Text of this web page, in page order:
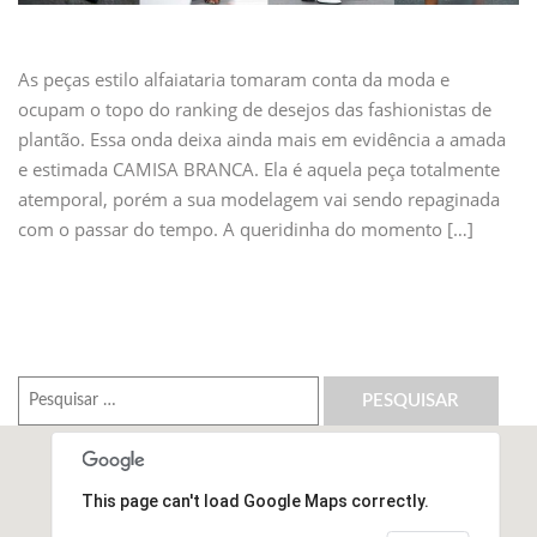
As peças estilo alfaiataria tomaram conta da moda e
ocupam o topo do ranking de desejos das fashionistas de
plantão. Essa onda deixa ainda mais em evidência a amada
e estimada CAMISA BRANCA. Ela é aquela peça totalmente
atemporal, porém a sua modelagem vai sendo repaginada
com o passar do tempo. A queridinha do momento […]
Pesquisar
por:
This page can't load Google Maps correctly.